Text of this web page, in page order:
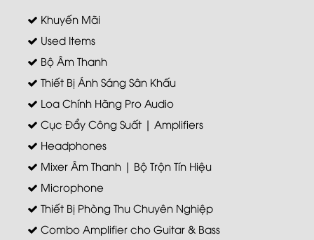
Khuyến Mãi
Used Items
Bộ Âm Thanh
Thiết Bị Ánh Sáng Sân Khấu
Loa Chính Hãng Pro Audio
Cục Đẩy Công Suất | Amplifiers
Headphones
Mixer Âm Thanh | Bộ Trộn Tín Hiệu
Microphone
Thiết Bị Phòng Thu Chuyên Nghiệp
Combo Amplifier cho Guitar & Bass